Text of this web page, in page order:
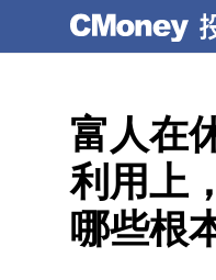
富人在
利用上
哪些根